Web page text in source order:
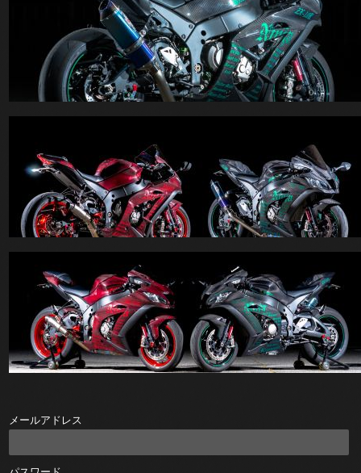
メールアドレス